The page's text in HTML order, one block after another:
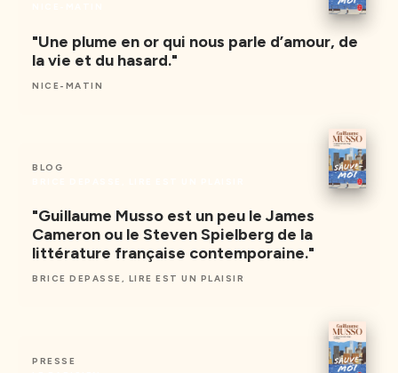
"Une plume en or qui nous parle d’amour, de
la vie et du hasard."
NICE-MATIN
BLOG
"Guillaume Musso est un peu le James
Cameron ou le Steven Spielberg de la
littérature française contemporaine."
BRICE DEPASSE, LIRE EST UN PLAISIR
PRESSE